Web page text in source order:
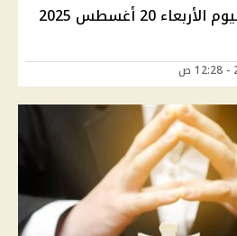
اعرف توقعات الأبراج اليوم الأربعاء 20 أغسطس 2025